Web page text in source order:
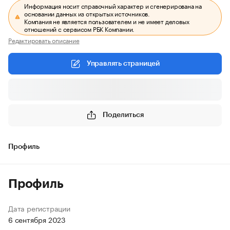
Информация носит справочный характер и сгенерирована на
основании данных из открытых источников.
Компания не является пользователем и не имеет деловых
отношений с сервисом РБК Компании.
Редактировать описание
Управлять страницей
Поделиться
Профиль
Профиль
Дата регистрации
6 сентября 2023